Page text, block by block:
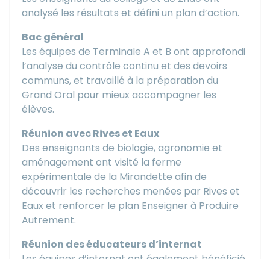
analysé les résultats et défini un plan d’action.
Bac général
Les équipes de Terminale A et B ont approfondi
l’analyse du contrôle continu et des devoirs
communs, et travaillé à la préparation du
Grand Oral pour mieux accompagner les
élèves.
Réunion avec Rives et Eaux
Des enseignants de biologie, agronomie et
aménagement ont visité la ferme
expérimentale de la Mirandette afin de
découvrir les recherches menées par Rives et
Eaux et renforcer le plan Enseigner à Produire
Autrement.
Réunion des éducateurs d’internat